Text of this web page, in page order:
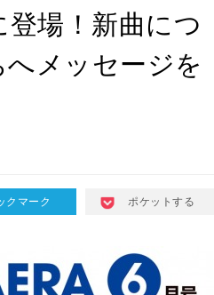
場！新曲につ
メッセージを
クマーク ポケットする